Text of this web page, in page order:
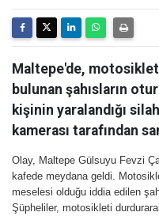
Maltepe'de,
bulunan şahısların
kişinin yaralandığı
kamerası tarafından
Olay, Maltepe Gülsuyu Fevzi
kafede meydana geldi.
meselesi olduğu iddia edilen
Şüpheliler, motosikleti